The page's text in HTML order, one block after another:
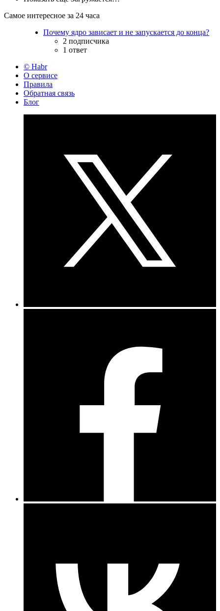
Самое интересное за 24 часа
Почему ядро зависает и не запускается до конца?
2 подписчика
1 ответ
© Habr
О сервисе
Правила
Обратная связь
Блог